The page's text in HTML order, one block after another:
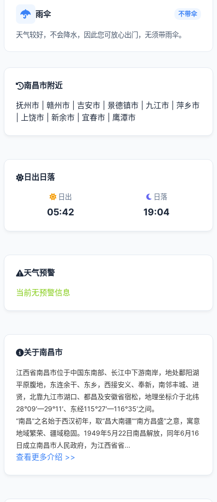
雨伞 不带伞
天气较好，不会降水，因此您可放心出门，无须带雨伞。
南昌市附近
抚州市 赣州市 吉安市 景德镇市 九江市
萍乡市
上饶市 新余市 宜春市 鹰潭市
日出日落
日出
05:42
日落
19:04
天气预警
当前无预警信息
关于南昌市
江西省南昌市位于中国东南部、长江中下游南岸，地处鄱阳湖
平原腹地，东连余干、东乡，西接安义、奉新，南邻丰城、进
贤，北靠九江市湖口、都昌及安徽省宿松，地理坐标介于北纬
28°09′—29°11′、东经115°27′—116°35′之间。
“南昌”之名始于西汉初年，取“昌大南疆”“南方昌盛”之意，寓意
地域繁荣、疆域稳固。1949年5月22日南昌解放，同年6月16
日成立南昌市人民政府，为江西省省...
查看更多介绍 >>